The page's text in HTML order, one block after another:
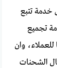
خدمة تتبع
تجميع
وان
الشحنات